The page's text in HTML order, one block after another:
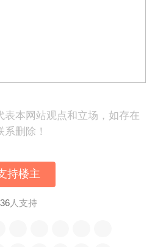
表本网站观点和立场，如存在
删除！
持楼主
36人支持